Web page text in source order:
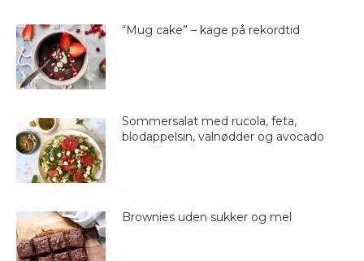
“Mug cake” – kage på rekordtid
Sommersalat med rucola, feta,
blodappelsin, valnødder og avocado
Brownies uden sukker og mel